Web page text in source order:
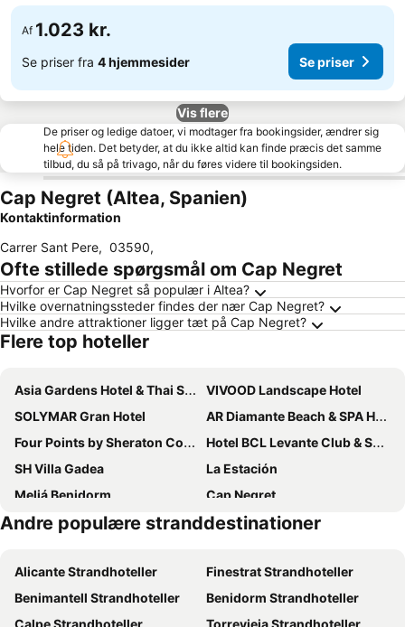
Af 1.023 kr.
Se priser fra 4 hjemmesider Se priser
Vis flere
De priser og ledige datoer, vi modtager fra bookingsider, ændrer sig
hele tiden. Det betyder, at du ikke altid kan finde præcis det samme
tilbud, du så på trivago, når du føres videre til bookingsiden.
Cap Negret (Altea, Spanien)
Kontaktinformation
Carrer Sant Pere, 03590,
Ofte stillede spørgsmål om Cap Negret
Hvorfor er Cap Negret så populær i Altea?
Hvilke overnatningssteder findes der nær Cap Negret?
Hvilke andre attraktioner ligger tæt på Cap Negret?
Flere top hoteller
Asia Gardens Hotel & Thai Spa, a Royal Hideaway Hotel
VIVOOD Landscape Hotel
SOLYMAR Gran Hotel
AR Diamante Beach & SPA Hotel 4 SUP
Four Points by Sheraton Costa Blanca
Hotel BCL Levante Club & Spa 4 Sup - Only Adults Recomended
SH Villa Gadea
La Estación
Meliá Benidorm
Cap Negret
Albir Playa Hotel & Spa
Magic Tropical Splash
KAKTUS Hotel Kaktus Albir
Hotel Rosamar
Hotel Bahía Calpe by Pierre & Vacances
Marina Resort Benidorm
Andre populære stranddestinationer
Alicante Strandhoteller
Finestrat Strandhoteller
Benimantell Strandhoteller
Benidorm Strandhoteller
Calpe Strandhoteller
Torrevieja Strandhoteller